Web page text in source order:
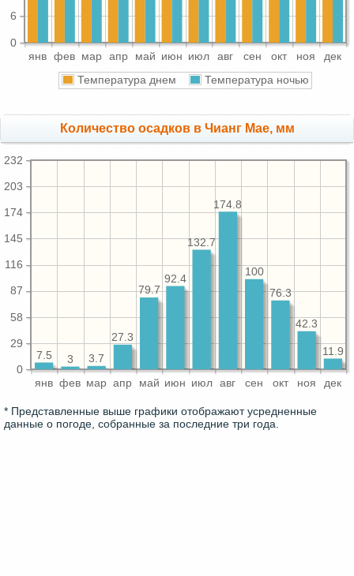
янв фев мар апр май июн июл авг сен окт ноя дек
0
6
Температура днем Температура ночью
Количество осадков в Чианг Мае, мм
янв фев мар апр май июн июл авг сен окт ноя дек
0
29
58
87
116
145
174
203
232
11.9
42.3
76.3
100
174.8
132.7
92.4
79.7
27.3
3.7
3
7.5
* Представленные выше графики отображают усредненные
данные о погоде, собранные за последние три года.